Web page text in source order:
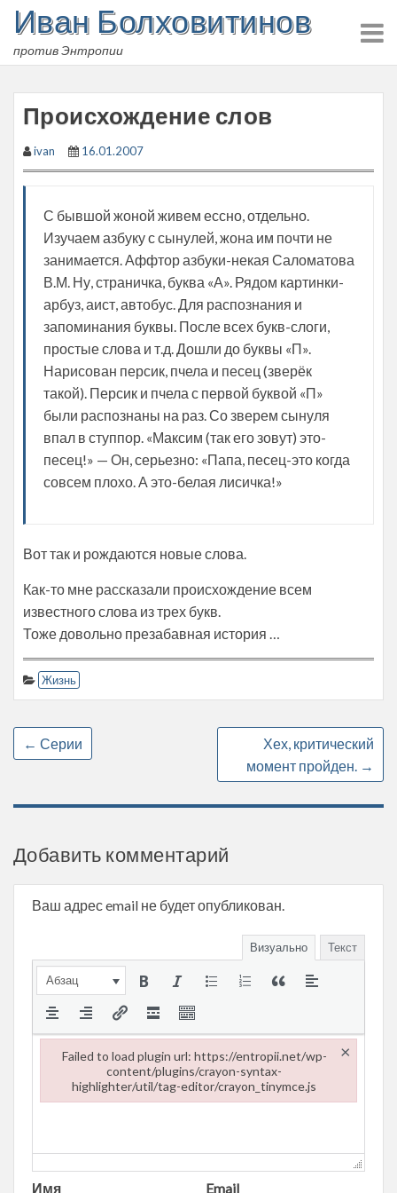
Skip
content
Иван Болховитинов
против Энтропии
Происхождение слов
ivan 16.01.2007
С бывшой жоной живем ессно, отдельно.
Изучаем азбуку с сынулей, жона им почти не
занимается. Аффтор азбуки-некая Саломатова
В.М. Ну, страничка, буква «А». Рядом картинки-
арбуз, аист, автобус. Для распознания и
запоминания буквы. После всех букв-слоги,
простые слова и т.д. Дошли до буквы «П».
Нарисован персик, пчела и песец (зверёк
такой). Персик и пчела с первой буквой «П»
были распознаны на раз. Со зверем сынуля
впал в ступпор. «Максим (так его зовут) это-
песец!» — Он, серьезно: «Папа, песец-это когда
совсем плохо. А это-белая лисичка!»
Вот так и рождаются новые слова.
Как-то мне рассказали происхождение всем
известного слова из трех букв.
Тоже довольно презабавная история …
Жизнь
← Серии
Хех, критический
момент пройден. →
Добавить комментарий
Ваш адрес email не будет опубликован.
Визуально Текст
Абзац
Имя Email
Failed to load plugin url: https://entropii.net/wp-
content/plugins/crayon-syntax-
highlighter/util/tag-editor/crayon_tinymce.js
×
Failed to load plugin url: https://entropii.net/wp-content/